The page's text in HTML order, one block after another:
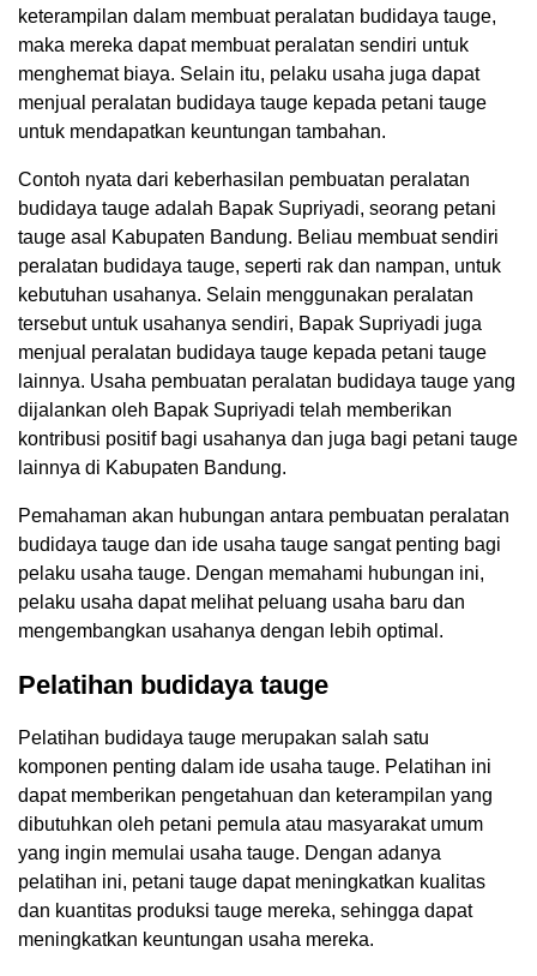
keterampilan dalam membuat peralatan budidaya tauge,
maka mereka dapat membuat peralatan sendiri untuk
menghemat biaya. Selain itu, pelaku usaha juga dapat
menjual peralatan budidaya tauge kepada petani tauge
untuk mendapatkan keuntungan tambahan.
Contoh nyata dari keberhasilan pembuatan peralatan
budidaya tauge adalah Bapak Supriyadi, seorang petani
tauge asal Kabupaten Bandung. Beliau membuat sendiri
peralatan budidaya tauge, seperti rak dan nampan, untuk
kebutuhan usahanya. Selain menggunakan peralatan
tersebut untuk usahanya sendiri, Bapak Supriyadi juga
menjual peralatan budidaya tauge kepada petani tauge
lainnya. Usaha pembuatan peralatan budidaya tauge yang
dijalankan oleh Bapak Supriyadi telah memberikan
kontribusi positif bagi usahanya dan juga bagi petani tauge
lainnya di Kabupaten Bandung.
Pemahaman akan hubungan antara pembuatan peralatan
budidaya tauge dan ide usaha tauge sangat penting bagi
pelaku usaha tauge. Dengan memahami hubungan ini,
pelaku usaha dapat melihat peluang usaha baru dan
mengembangkan usahanya dengan lebih optimal.
Pelatihan budidaya tauge
Pelatihan budidaya tauge merupakan salah satu
komponen penting dalam ide usaha tauge. Pelatihan ini
dapat memberikan pengetahuan dan keterampilan yang
dibutuhkan oleh petani pemula atau masyarakat umum
yang ingin memulai usaha tauge. Dengan adanya
pelatihan ini, petani tauge dapat meningkatkan kualitas
dan kuantitas produksi tauge mereka, sehingga dapat
meningkatkan keuntungan usaha mereka.